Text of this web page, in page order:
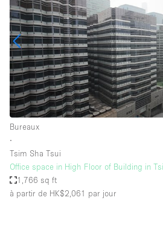
Bureaux
∙
Tsim Sha Tsui
Office space in High Floor of Building in
1,766 sq ft
à partir de HK$2,061 par jour